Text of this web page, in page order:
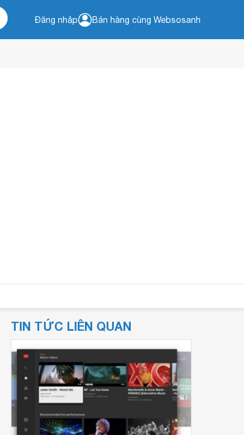
Đăng nhập Bán hàng cùng Websosanh
TIN TỨC LIÊN QUAN